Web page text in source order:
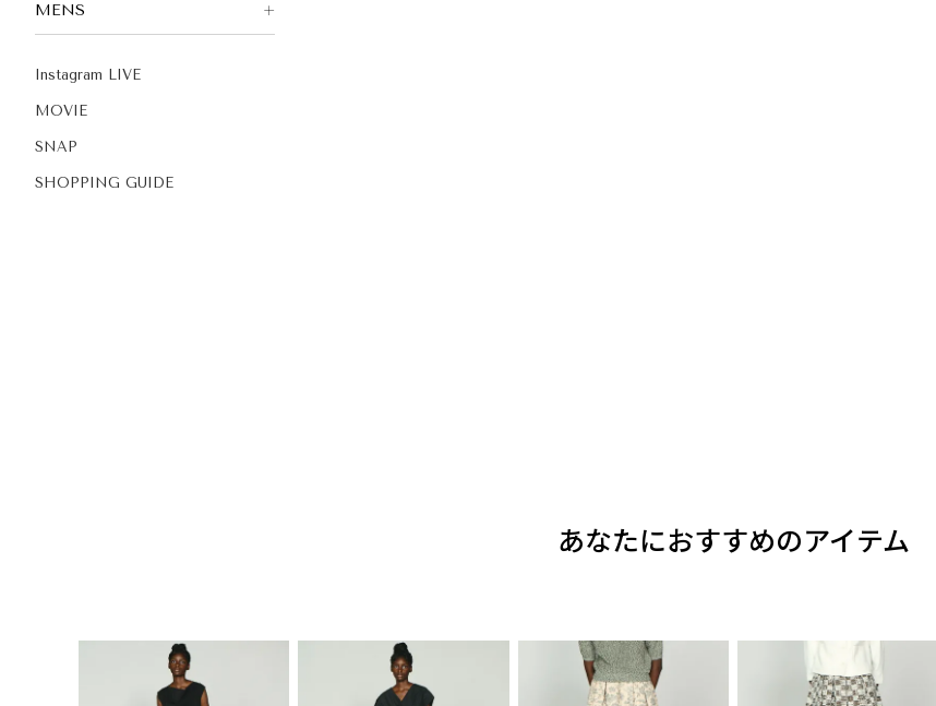
MENS
Instagram LIVE
MOVIE
SNAP
SHOPPING GUIDE
あなたにおすすめのアイテム